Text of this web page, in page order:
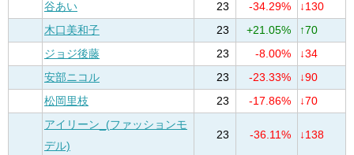
谷あい
23 -34.29%
↓130
木口美和子
23 +21.05%
↑70
ジョジ後藤
23 -8.00%
↓34
安部ニコル
23 -23.33%
↓90
松岡里枝
23 -17.86%
↓70
アイリーン_(ファッションモ
デル)
23 -36.11% ↓138